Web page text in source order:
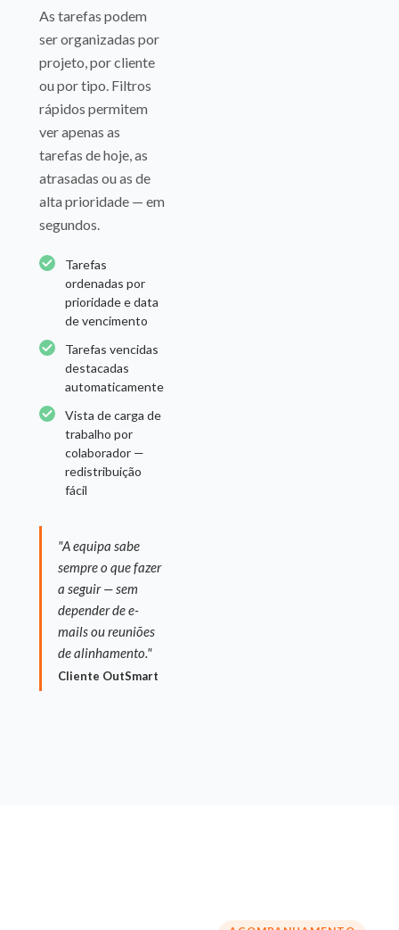
As tarefas podem
ser organizadas por
projeto, por cliente
ou por tipo. Filtros
rápidos permitem
ver apenas as
tarefas de hoje, as
atrasadas ou as de
alta prioridade — em
segundos.
Tarefas
ordenadas por
prioridade e data
de vencimento
Tarefas vencidas
destacadas
automaticamente
Vista de carga de
trabalho por
colaborador —
redistribuição
fácil
"A equipa sabe
sempre o que fazer
a seguir — sem
depender de e-
mails ou reuniões
de alinhamento."
Cliente OutSmart